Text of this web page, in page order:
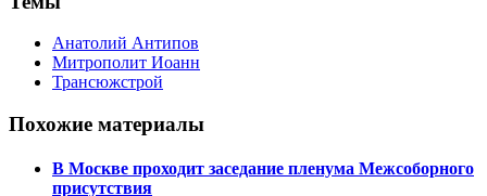
Анатолий Антипов
Митрополит Иоанн
Трансюжстрой
Похожие материалы
В Москве проходит заседание пленума Межсоборного
присутствия